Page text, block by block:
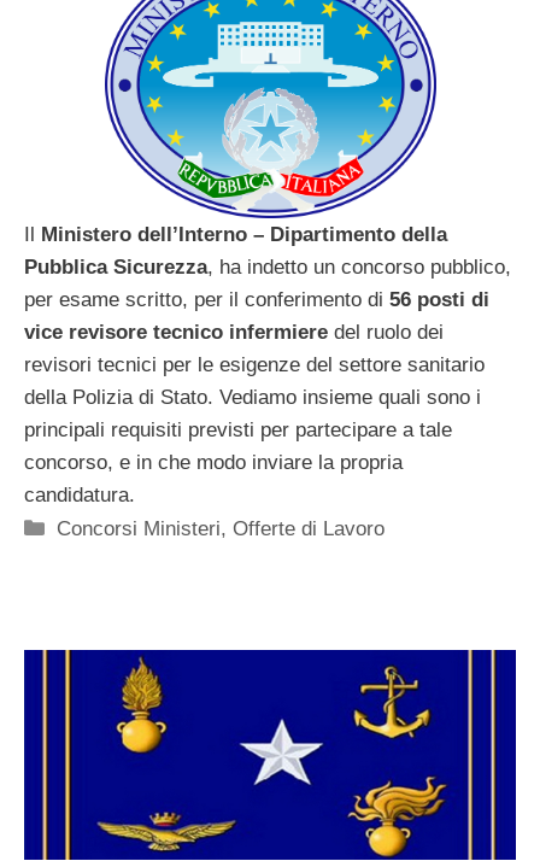
Il Ministero dell’Interno – Dipartimento della
Pubblica Sicurezza, ha indetto un concorso pubblico,
per esame scritto, per il conferimento di 56 posti di
vice revisore tecnico infermiere del ruolo dei
revisori tecnici per le esigenze del settore sanitario
della Polizia di Stato. Vediamo insieme quali sono i
principali requisiti previsti per partecipare a tale
concorso, e in che modo inviare la propria
candidatura.
Categorie
Concorsi Ministeri,Offerte di Lavoro